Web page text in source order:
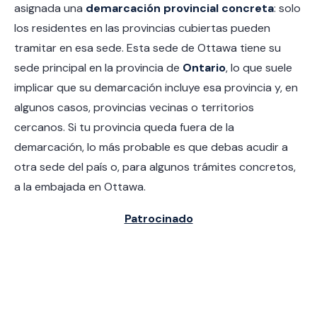
asignada una demarcación provincial concreta: solo
los residentes en las provincias cubiertas pueden
tramitar en esa sede. Esta sede de Ottawa tiene su
sede principal en la provincia de Ontario, lo que suele
implicar que su demarcación incluye esa provincia y, en
algunos casos, provincias vecinas o territorios
cercanos. Si tu provincia queda fuera de la
demarcación, lo más probable es que debas acudir a
otra sede del país o, para algunos trámites concretos,
a la embajada en Ottawa.